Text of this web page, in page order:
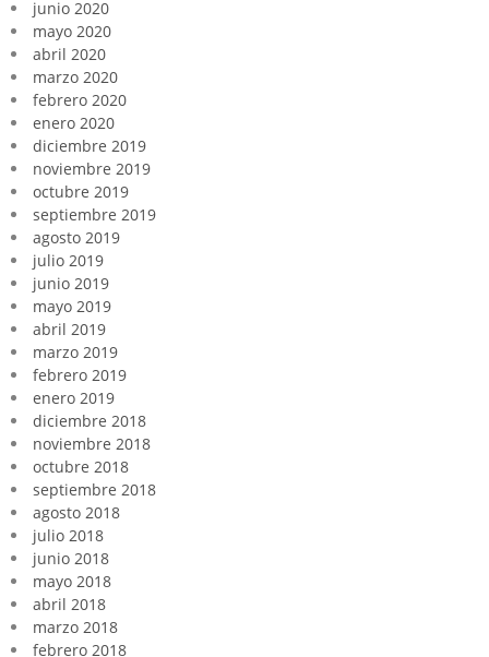
junio 2020
mayo 2020
abril 2020
marzo 2020
febrero 2020
enero 2020
diciembre 2019
noviembre 2019
octubre 2019
septiembre 2019
agosto 2019
julio 2019
junio 2019
mayo 2019
abril 2019
marzo 2019
febrero 2019
enero 2019
diciembre 2018
noviembre 2018
octubre 2018
septiembre 2018
agosto 2018
julio 2018
junio 2018
mayo 2018
abril 2018
marzo 2018
febrero 2018